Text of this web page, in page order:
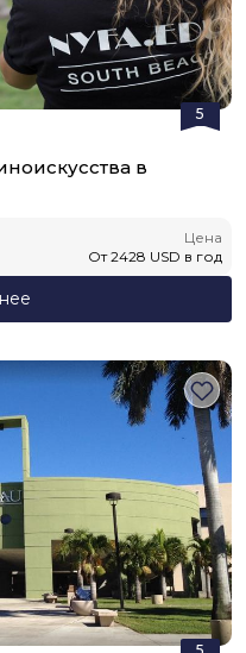
5
в
Цена
От 2428 USD в год